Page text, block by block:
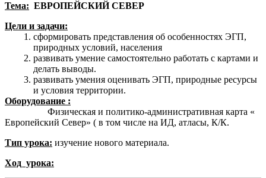
Тема: ЕВРОПЕЙСКИЙ СЕВЕР
Цели и задачи:
сформировать представления об особенностях ЭГП,
природных условий, населения
развивать умение самостоятельно работать с картами и
делать выводы.
развивать умения оценивать ЭГП, природные ресурсы
и условия территории.
Оборудование :
Физическая и политико-административная карта «
Европейский Север» ( в том числе на ИД, атласы, К/К.
Тип урока: изучение нового материала.
Ход урока: